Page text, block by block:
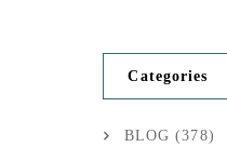
Categories
BLOG (378)